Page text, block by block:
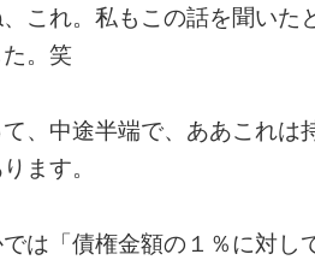
これ。私もこの話を聞いた
。笑
、中途半端で、ああこれは
ます。
は「債権金額の１％に対し